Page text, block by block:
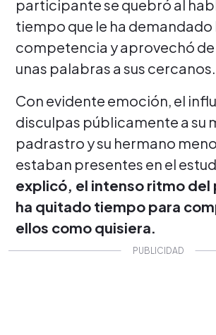
participante se quebró al
tiempo que le ha demandado
competencia y aprovechó
unas palabras a sus cercanos.
Con evidente emoción, el
disculpas públicamente a su
padrastro y su hermano
estaban presentes en el
explicó, el intenso ritmo del
ha quitado tiempo para
ellos como quisiera.